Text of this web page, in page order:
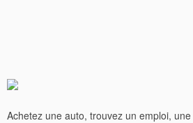
Achetez une auto, trouvez un emploi,